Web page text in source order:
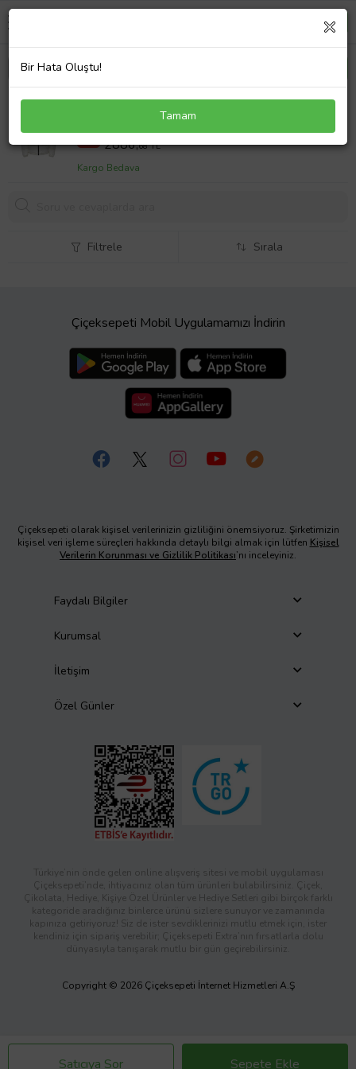
Only Onsmelvin Life Lf Puffer Jacket Otw Vd Erkek
Günlük Mont 22025205-ANTIQUE-WHITE Beyaz
%18 3499,00 TL
2886,68 TL
Kargo Bedava
Satıcıya Sor Sepete Ekle
Filtrele Sırala
Çiçeksepeti Mobil Uygulamamızı İndirin
Çiçeksepeti olarak kişisel verilerinizin gizliliğini önemsiyoruz. Şirketimizin
kişisel veri işleme süreçleri hakkında detaylı bilgi almak için lütfen Kişisel
Verilerin Korunması ve Gizlilik Politikası’nı inceleyiniz.
Faydalı Bilgiler
Kurumsal
İletişim
Özel Günler
Türkiye’nin önde gelen online alışveriş sitesi ve mobil uygulaması
Çiçeksepeti’nde, ihtiyacınız olan tüm ürünleri bulabilirsiniz. Çiçek,
Çikolata, Hediye, Kişiye Özel Ürünler ve Hediye Setleri gibi birçok farklı
kategoride aradığınız binlerce ürünü sizlere sunuyor ve zamanında
kapınıza getiriyoruz! Siz de ister sevdiklerinizi mutlu etmek için, ister
kendiniz için sipariş verebilir; Çiçeksepeti Extra’nın fırsatlarla dolu
dünyasıyla tanışarak mutlu bir gün geçirebilirsiniz.
Copyright © 2026 Çiçeksepeti İnternet Hizmetleri A.Ş
Bir Hata Oluştu!
Tamam